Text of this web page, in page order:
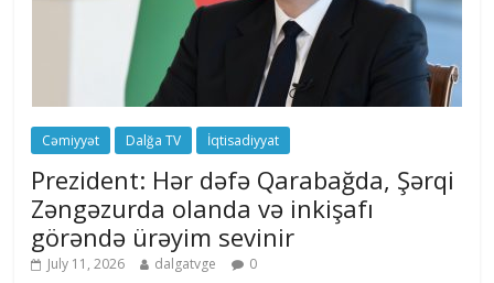
Cəmiyyət Dalğa TV İqtisadiyyat
Prezident: Hər dəfə Qarabağda, Şərqi
Zəngəzurda olanda və inkişafı
görəndə ürəyim sevinir
July 11, 2026 dalgatvge 0